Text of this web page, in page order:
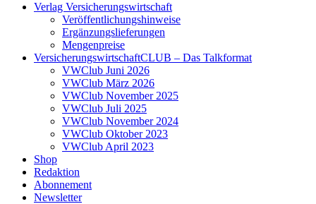
Verlag Versicherungswirtschaft
Veröffentlichungshinweise
Ergänzungslieferungen
Mengenpreise
VersicherungswirtschaftCLUB – Das Talkformat
VWClub Juni 2026
VWClub März 2026
VWClub November 2025
VWClub Juli 2025
VWClub November 2024
VWClub Oktober 2023
VWClub April 2023
Shop
Redaktion
Abonnement
Newsletter